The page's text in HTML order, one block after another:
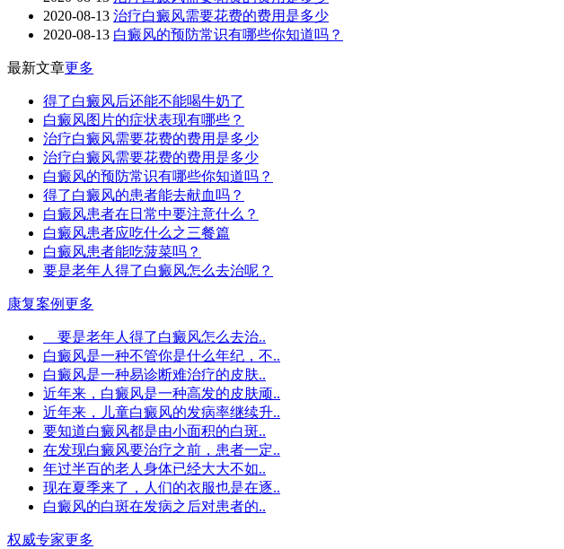
2020-08-13 治疗白癜风需要花费的费用是多少
2020-08-13 白癜风的预防常识有哪些你知道吗？
最新文章更多
得了白癜风后还能不能喝牛奶了
白癜风图片的症状表现有哪些？
治疗白癜风需要花费的费用是多少
治疗白癜风需要花费的费用是多少
白癜风的预防常识有哪些你知道吗？
得了白癜风的患者能去献血吗？
白癜风患者在日常中要注意什么？
白癜风患者应吃什么之三餐篇
白癜风患者能吃菠菜吗？
要是老年人得了白癜风怎么去治呢？
康复案例更多
要是老年人得了白癜风怎么去治..
白癜风是一种不管你是什么年纪，不..
白癜风是一种易诊断难治疗的皮肤..
近年来，白癜风是一种高发的皮肤顽..
近年来，儿童白癜风的发病率继续升..
要知道白癜风都是由小面积的白斑..
在发现白癜风要治疗之前，患者一定..
年过半百的老人身体已经大大不如..
现在夏季来了，人们的衣服也是在逐..
白癜风的白斑在发病之后对患者的..
权威专家更多